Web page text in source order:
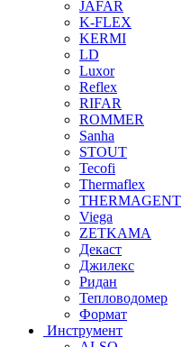
JAFAR
K-FLEX
KERMI
LD
Luxor
Reflex
RIFAR
ROMMER
Sanha
STOUT
Tecofi
Thermaflex
THERMAGENT
Viega
ZETKAMA
Декаст
Джилекс
Ридан
Тепловодомер
Формат
Инструмент